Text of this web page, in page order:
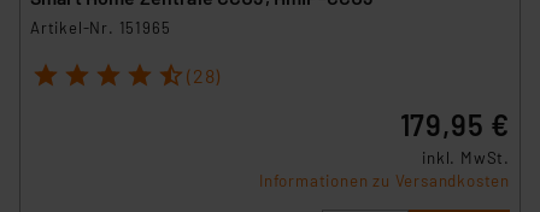
Impressum | Datenschutzerklärung
Artikel-Nr. 151965
1 2 3 4 5 (28)
179,95 €
inkl. MwSt.
Informationen zu Versandkosten